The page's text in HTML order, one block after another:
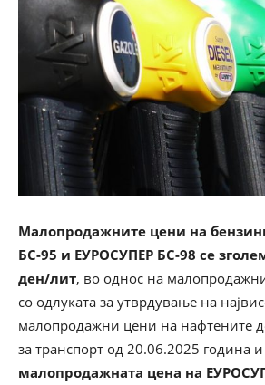
Малопродажните цени на
БС-95 и ЕУРОСУПЕР БС-98 се
ден/лит, во однос на
со одлуката за утврдување на
малопродажни цени на нафтените
за транспорт од 20.06.2025 година и
малопродажната цена на